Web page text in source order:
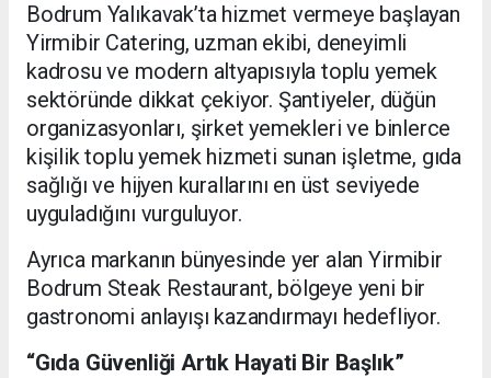
Bodrum Yalıkavak’ta hizmet vermeye başlayan
Yirmibir Catering, uzman ekibi, deneyimli
kadrosu ve modern altyapısıyla toplu yemek
sektöründe dikkat çekiyor. Şantiyeler, düğün
organizasyonları, şirket yemekleri ve binlerce
kişilik toplu yemek hizmeti sunan işletme, gıda
sağlığı ve hijyen kurallarını en üst seviyede
uyguladığını vurguluyor.
Ayrıca markanın bünyesinde yer alan Yirmibir
Bodrum Steak Restaurant, bölgeye yeni bir
gastronomi anlayışı kazandırmayı hedefliyor.
“Gıda Güvenliği Artık Hayati Bir Başlık”